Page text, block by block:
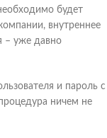
будет
внутреннее
– уже давно
и пароль с
ничем не